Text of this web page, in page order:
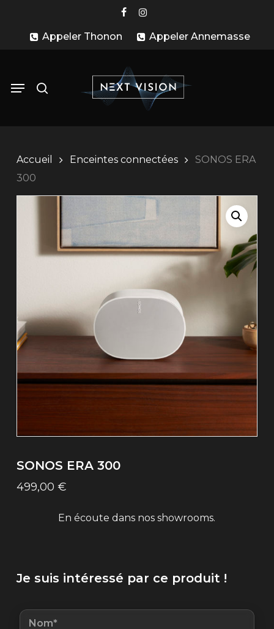
facebook
instagram
Appeler Thonon
Appeler Annemasse
Menu
Accueil Enceintes connectées
SONOS ERA
300
SONOS ERA 300
499,00 €
En écoute dans nos showrooms.
Je suis intéressé par ce produit !